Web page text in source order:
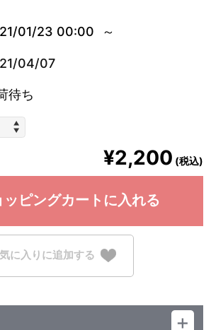
01/23 00:00
04/07
待ち
¥2,200 (税込)
ッピングカートに入れる
に入りに追加する